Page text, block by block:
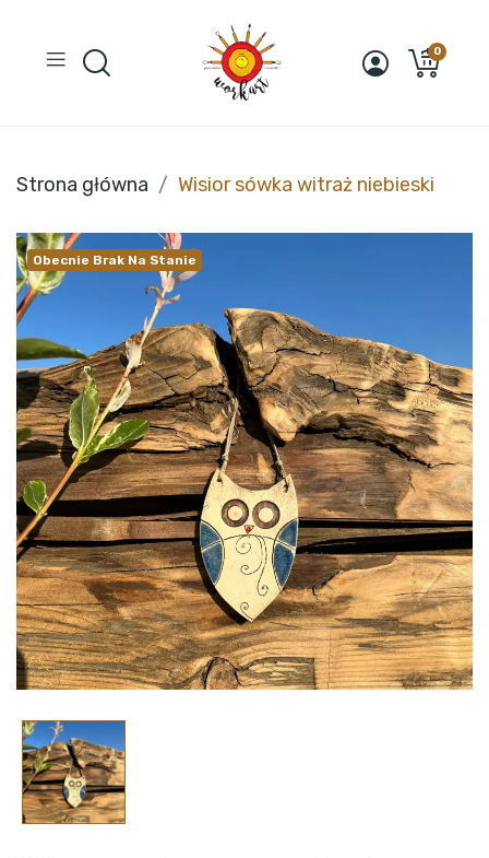
0
Strona główna Wisior sówka witraż niebieski
Obecnie Brak Na Stanie